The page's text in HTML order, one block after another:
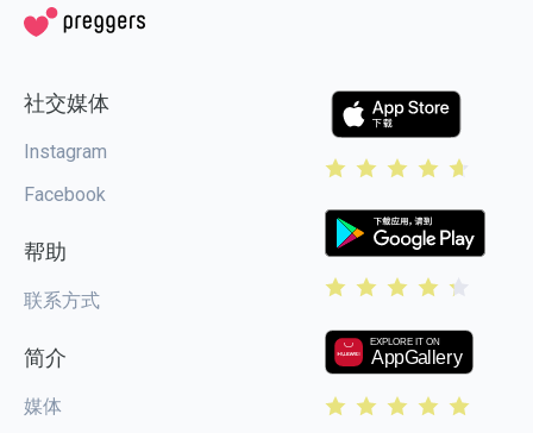
社交媒体
Instagram
Facebook
帮助
联系方式
简介
媒体